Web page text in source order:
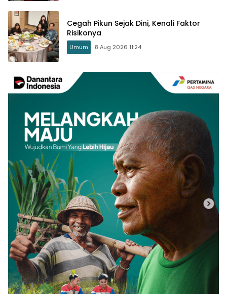
Cegah Pikun Sejak Dini, Kenali Faktor
Risikonya
Umum 8 Aug 2026 11:24